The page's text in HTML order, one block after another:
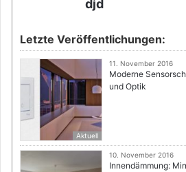
djd
Letzte Veröffentlichungen:
Aktuell
11. November 2016
Moderne
und Optik
10. November 2016
Innendämmung: